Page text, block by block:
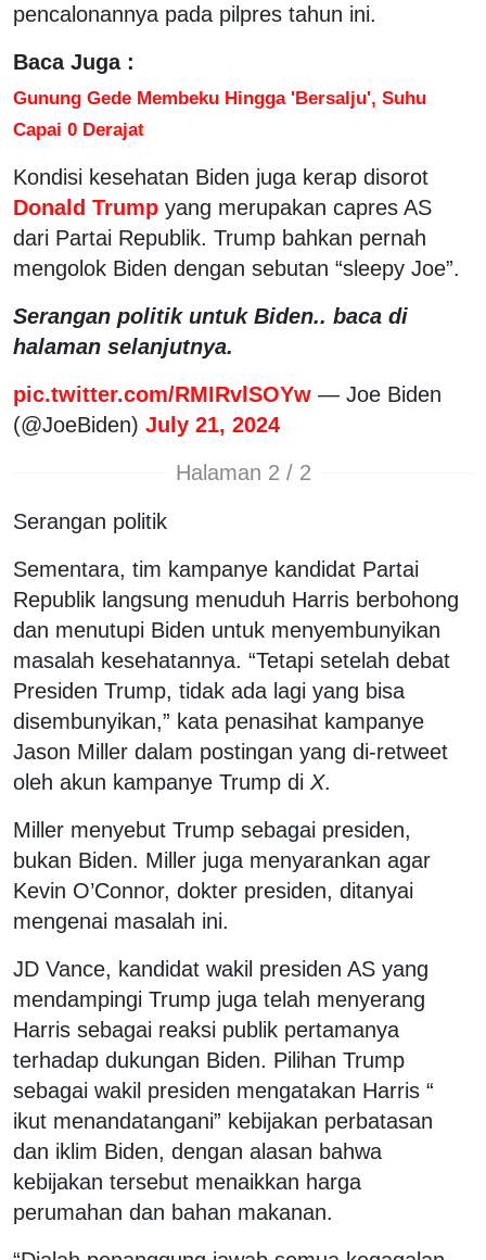
pencalonannya pada pilpres tahun ini.
Baca Juga :
Gunung Gede Membeku Hingga 'Bersalju', Suhu
Capai 0 Derajat
Kondisi kesehatan Biden juga kerap disorot
Donald Trump yang merupakan capres AS
dari Partai Republik. Trump bahkan pernah
mengolok Biden dengan sebutan “sleepy Joe”.
Serangan politik untuk Biden.. baca di
halaman selanjutnya.
pic.twitter.com/RMIRvlSOYw — Joe Biden
(@JoeBiden) July 21, 2024
Halaman 2 / 2
Serangan politik
Sementara, tim kampanye kandidat Partai
Republik langsung menuduh Harris berbohong
dan menutupi Biden untuk menyembunyikan
masalah kesehatannya. “Tetapi setelah debat
Presiden Trump, tidak ada lagi yang bisa
disembunyikan,” kata penasihat kampanye
Jason Miller dalam postingan yang di-retweet
oleh akun kampanye Trump di X.
Miller menyebut Trump sebagai presiden,
bukan Biden. Miller juga menyarankan agar
Kevin O’Connor, dokter presiden, ditanyai
mengenai masalah ini.
JD Vance, kandidat wakil presiden AS yang
mendampingi Trump juga telah menyerang
Harris sebagai reaksi publik pertamanya
terhadap dukungan Biden. Pilihan Trump
sebagai wakil presiden mengatakan Harris “
ikut menandatangani” kebijakan perbatasan
dan iklim Biden, dengan alasan bahwa
kebijakan tersebut menaikkan harga
perumahan dan bahan makanan.